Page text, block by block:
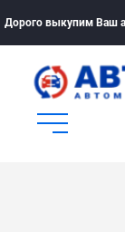
Дорого выкупим Ваш